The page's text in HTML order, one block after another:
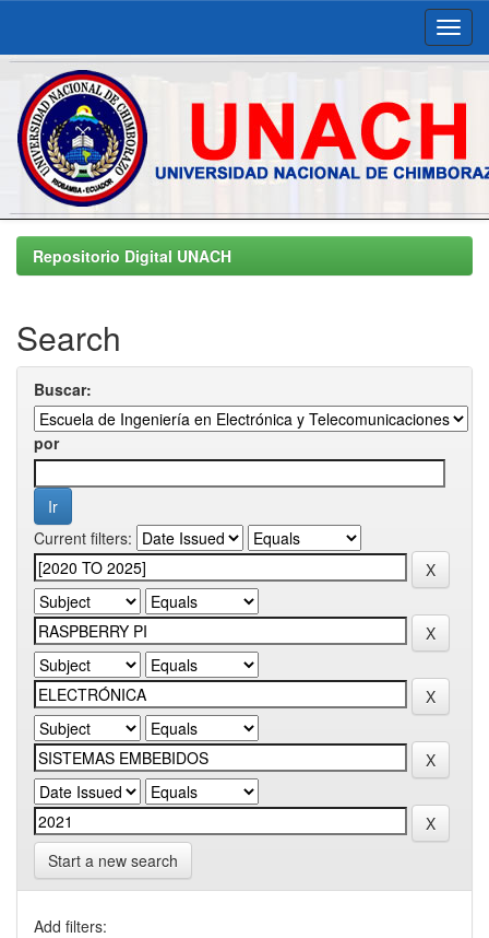
Skip
navigationRepositorio Digital UNACH
Search
Buscar:
por
Current filters:
Start a new search
Add filters: